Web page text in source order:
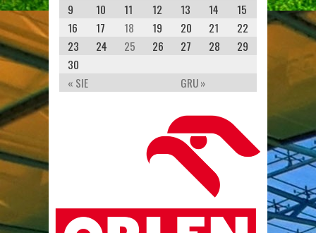
« SIE GRU »
9
10 11 12 13 14
15
16
17 18 19 20 21
22
23
24 25 26 27 28
29
30